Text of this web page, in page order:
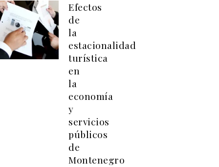
Efectos
de
la
estacionalidad
turística
en
la
economía
y
servicios
públicos
de
Montenegro